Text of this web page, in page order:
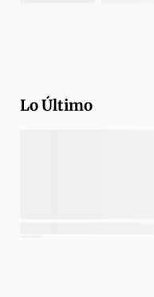
Lo Último